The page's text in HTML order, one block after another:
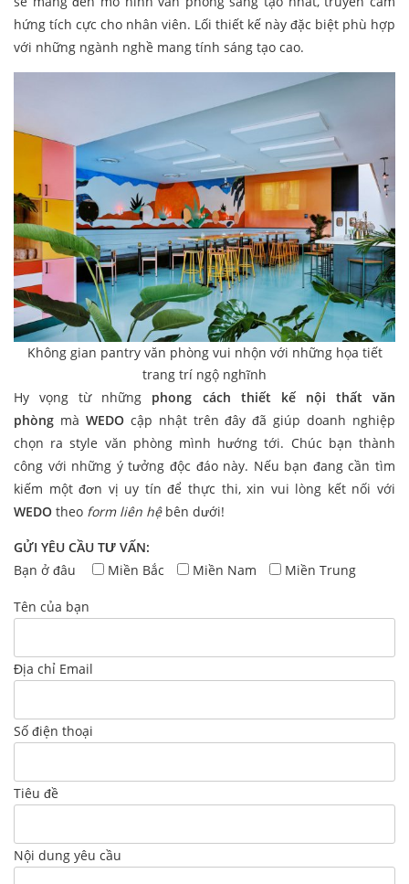
hứng tích cực cho nhân viên. Lối thiết kế này đặc biệt phù hợp
với những ngành nghề mang tính sáng tạo cao.
Không gian pantry văn phòng vui nhộn với những họa tiết
trang trí ngộ nghĩnh
Hy vọng từ những phong cách
thiết kế nội thất văn
phòng mà WEDOcập nhật trên đây đã giúp doanh nghiệp
chọn ra style văn phòng mình hướng tới. Chúc bạn thành
công với những ý tưởng độc đáo này. Nếu bạn đang cần tìm
kiếm một đơn vị uy tín để thực thi, xin vui lòng kết nối với
WEDO theo form liên hệ bên dưới!
GỬI YÊU CẦU TƯ VẤN:
Bạn ở đâu
Miền Bắc Miền Nam Miền Trung
Tên của bạn
Địa chỉ Email
Số điện thoại
Tiêu đề
Nội dung yêu cầu